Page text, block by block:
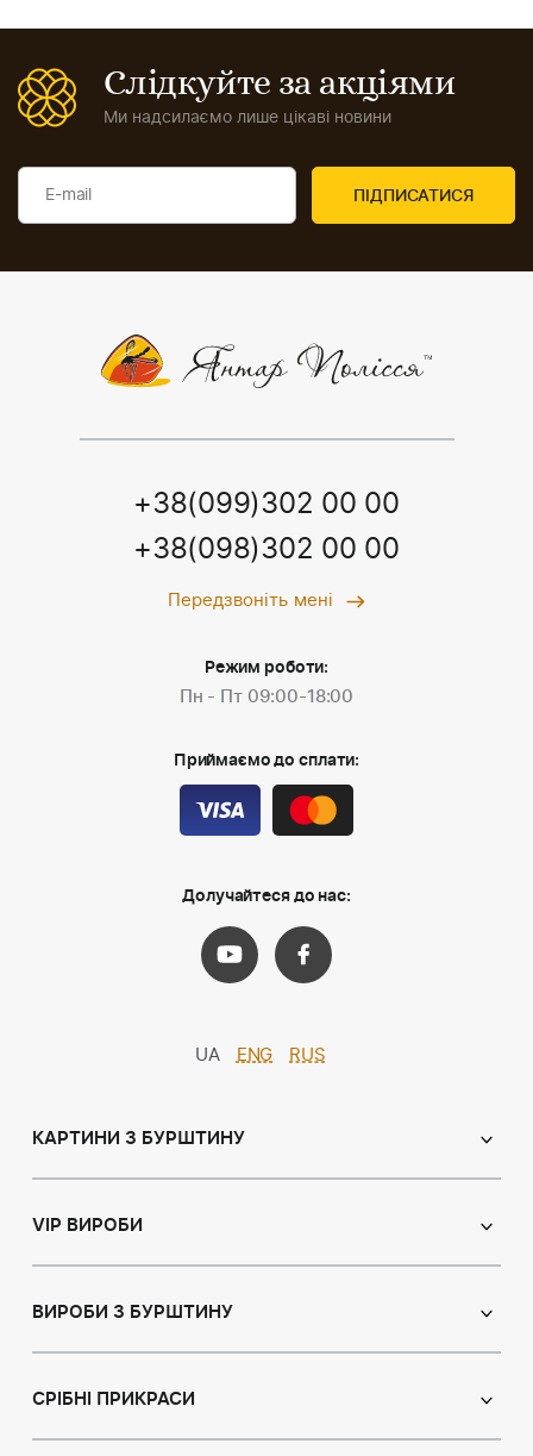
Слідкуйте за акціями
Ми надсилаємо лише цікаві новини
+38(099)302 00 00
+38(098)302 00 00
Передзвоніть мені
Режим роботи:
Пн - Пт 09:00-18:00
Приймаємо до сплати:
Долучайтеся до нас:
UA ENG RUS
КАРТИНИ З БУРШТИНУ
Іменні ікони
Натюрморт
Мисливська тема
VIP ВИРОБИ
Ікони з пластин
ВИРОБИ З БУРШТИНУ
Браслети
СРІБНІ ПРИКРАСИ